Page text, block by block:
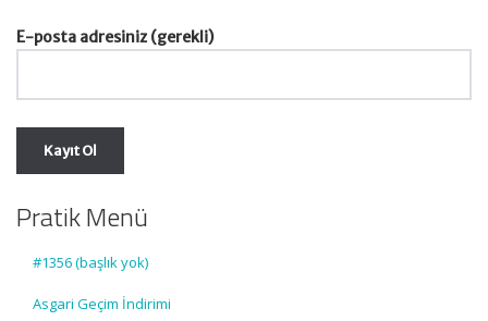
E-posta adresiniz (gerekli)
Pratik Menü
#1356 (başlık yok)
Asgari Geçim İndirimi